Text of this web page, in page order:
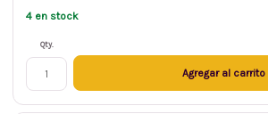
4 en stock
Qty.
Agregar al carrito